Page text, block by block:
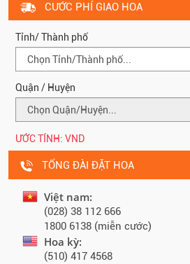
CƯỚC PHÍ GIAO HOA
Tỉnh/ Thành phố
Quận / Huyện
ƯỚC TÍNH: VND
TỔNG ĐÀI ĐẶT HOA
Việt nam:
(028) 38 112 666
1800 6138 (miễn cước)
Hoa kỳ:
(510) 417 4568